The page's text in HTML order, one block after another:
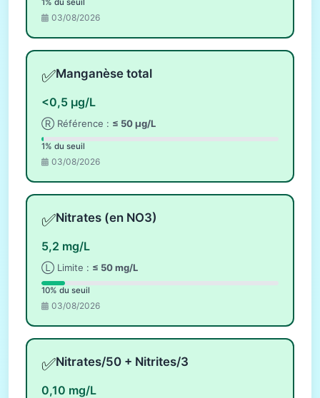
1% du seuil
03/08/2026
✅Manganèse total
<0,5 µg/L
Ⓡ Référence : ≤ 50 µg/L
1% du seuil
03/08/2026
✅Nitrates (en NO3)
5,2 mg/L
Ⓛ Limite : ≤ 50 mg/L
10% du seuil
03/08/2026
✅Nitrates/50 + Nitrites/3
0,10 mg/L